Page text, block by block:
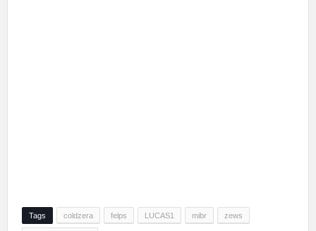
Tags coldzera felps LUCAS1 mibr zews